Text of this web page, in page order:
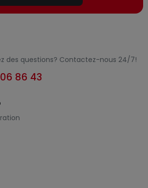
des questions? Contactez-nous 24/7!
86 43